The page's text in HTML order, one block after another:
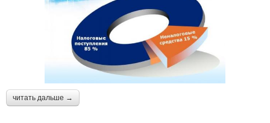
читать дальше →